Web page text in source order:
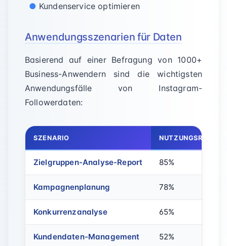
Kundenservice optimieren
Anwendungsszenarien für Daten
Basierend auf einer Befragung von 1000+
Business-Anwendern sind die wichtigsten
Anwendungsfälle von Instagram-
Followerdaten:
SZENARIO NUTZUNGSRATE
Zielgruppen-Analyse-Report 85%
Kampagnenplanung 78%
Konkurrenzanalyse 65%
Kundendaten-Management 52%